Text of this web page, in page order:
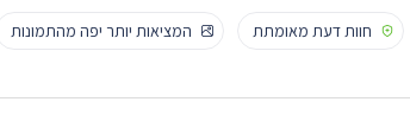
חוות דעת מאומתת
המציאות יותר יפה מהתמונות